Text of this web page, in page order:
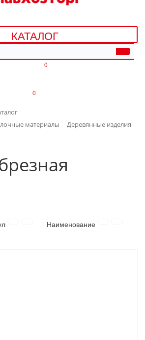
ТЕХНИКА
КАТАЛОГ
0
0
материалы
Деревянные изделия
Наименование